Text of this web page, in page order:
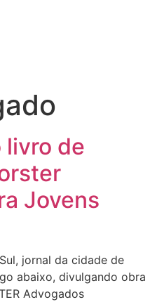
livro de
Jovens
jornal da cidade de
abaixo, divulgando obra
Advogados